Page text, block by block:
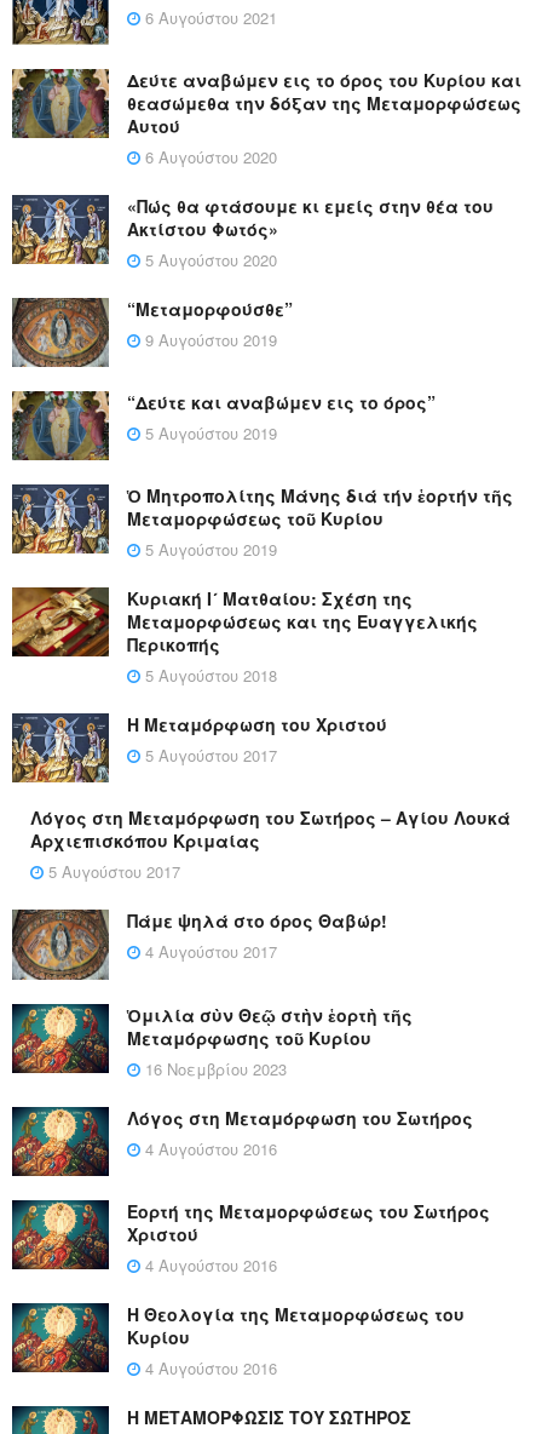
6 Αυγούστου 2021
Δεύτε αναβώμεν εις το όρος του Κυρίου και
θεασώμεθα την δόξαν της Μεταμορφώσεως
Αυτού
6 Αυγούστου 2020
«Πώς θα φτάσουμε κι εμείς στην θέα του
Ακτίστου Φωτός»
5 Αυγούστου 2020
“Μεταμορφούσθε”
9 Αυγούστου 2019
“Δεύτε και αναβώμεν εις το όρος”
5 Αυγούστου 2019
Ὁ Μητροπολίτης Μάνης διά τήν ἑορτήν τῆς
Μεταμορφώσεως τοῦ Κυρίου
5 Αυγούστου 2019
Κυριακή Ι´ Ματθαίου: Σχέση της
Μεταμορφώσεως και της Ευαγγελικής
Περικοπής
5 Αυγούστου 2018
Η Μεταμόρφωση του Χριστού
5 Αυγούστου 2017
Λόγος στη Μεταμόρφωση του Σωτήρος – Αγίου Λουκά
Αρχιεπισκόπου Κριμαίας
5 Αυγούστου 2017
Πάμε ψηλά στο όρος Θαβώρ!
4 Αυγούστου 2017
Ὁμιλία σὺν Θεῷ στὴν ἑορτὴ τῆς
Μεταμόρφωσης τοῦ Κυρίου
16 Νοεμβρίου 2023
Λόγος στη Μεταμόρφωση του Σωτήρος
4 Αυγούστου 2016
Εορτή της Μεταμορφώσεως του Σωτήρος
Χριστού
4 Αυγούστου 2016
Η Θεολογία της Μεταμορφώσεως του
Κυρίου
4 Αυγούστου 2016
Η ΜΕΤΑΜΟΡΦΩΣΙΣ ΤΟΥ ΣΩΤΗΡΟΣ